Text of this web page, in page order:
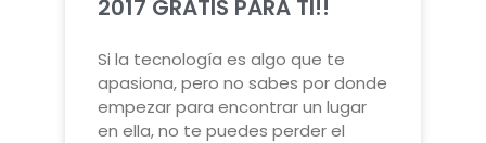
2017 GRATIS PARA TI!!
Si la tecnología es algo que te
apasiona, pero no sabes por donde
empezar para encontrar un lugar
en ella, no te puedes perder el